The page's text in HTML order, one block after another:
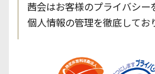
茜会はお客様のプライバシー
個人情報の管理を徹底してお